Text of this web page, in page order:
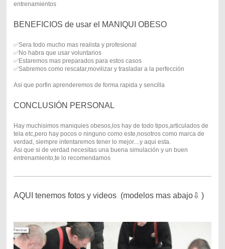
entrenamientos
BENEFICIOS de usar el MANIQUI OBESO
✅Sera todo mucho mas realista y profesional
✅No habra que usar voluntarios
✅Estaremos mas preparados para estos casos
✅Sabremos como rescatar,movilizar y trasladar a la perfección
Asi que porfin aprenderemos de forma rapida y sencilla
CONCLUSIÓN PERSONAL
Hay muchisimos maniquies obesos,los hay de todo tipos,articulados de
tela etc,pero hay pocos o ninguno como este,nosotros como marca de
verdad, siempre intentaremos tener lo mejor....y aqui esta.
Asi que si de verdad necesitas una buena simulación y un buen
entrenamiento,te lo recomendamos
AQUI tenemos fotos y videos (modelos mas abajo⇩ )